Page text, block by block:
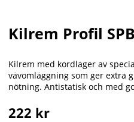
Kilrem Profil
Kilrem med kordlager av
vävomläggning som ger extra
nötning. Antistatisk och med
222 kr